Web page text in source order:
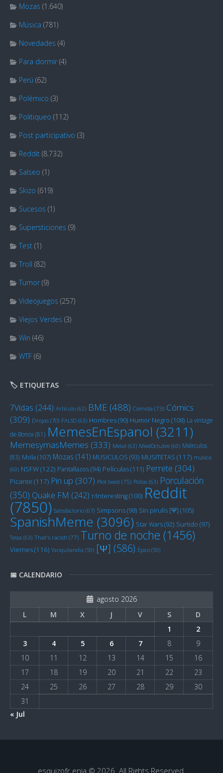
Mozas (1.640)
Música (781)
Novedades (4)
Para dormir (4)
Perú (62)
Polémico (3)
Politiqueo (112)
Post participativo (3)
Reddit (8.732)
Salseo (1)
Skizo (619)
Sucesos (1)
Supersticiones (9)
Test (1)
Troll (82)
Tumor (9)
Videojuegos (257)
Viejos Verdes (3)
Win (46)
WTF (6)
🏷️ ETIQUETAS
7Vidas (244) Artículo (62) BME (488) Comida (73) Cómics
(309) Drojas (70) FALSO (63) Hombres(90) Humor Negro (108) La vintage
de Bonox(81) MemesEnEspanol (3211)
MemesymasMemes (333) Metal (63) MiedOctubre (60) Miérculos
(83) Mola (107) Mozas (141) MUSICULOS (93) MUSITETAS (117) música
(60) NSFW(122) Pantallazos(94) Películas(111) Perrete (304)
Picante (117) Pin up (307) Plot twist (75) Pollas (63) Porculación
(350) Quake FM (242) r/Interesting(100) Reddit
(7850) Satisfactorio (67) Simpsons(98) Sin pirulís [Ψ] (105)
SpanishMeme (3096) Star Wars(92) Surtido (97)
Tessa (63) That's racist! (77) Turno de noche (1456)
Viernes(116) Yanquilandia (59) [Ψ] (586) Épico (59)
📅 CALENDARIO
agosto 2026
L
M X J V S
D
1
2
3
4 5 6 7 8
9
10
11 12 13 14 15
16
17
18 19 20 21 22
23
24
25 26 27 28 29
30
31
« Jul
esquizofr.enia © 2026. All Rights Reserved.